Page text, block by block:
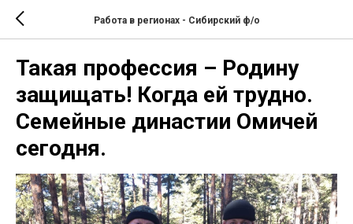
Работа в регионах - Сибирский ф/о
Такая профессия – Родину
защищать! Когда ей трудно.
Семейные династии Омичей
сегодня.